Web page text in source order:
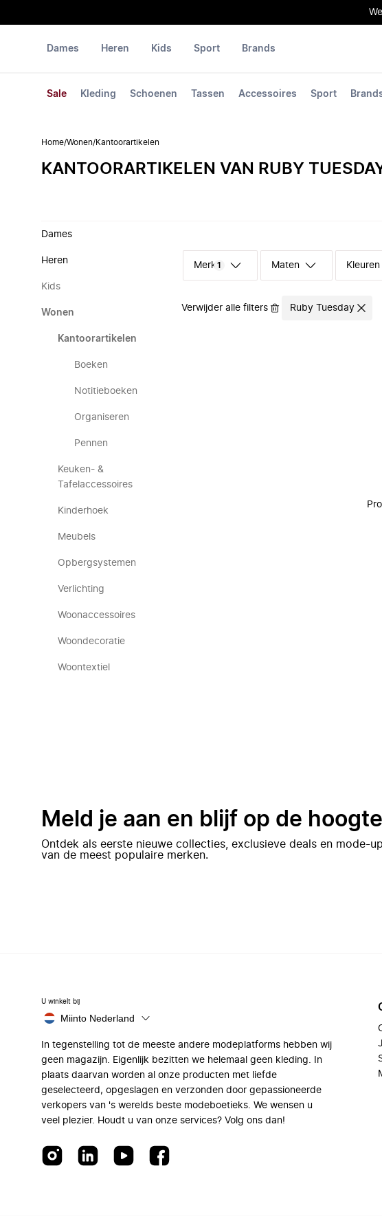
Dames
Sale Kleding Schoenen Tassen Accessoires Sport
Heren Kids Sport Brands
Home/Wonen/Kantoorartikelen
KANTOORARTIKELEN VAN RUBY
Dames
Heren
Kids
Wonen
Kantoorartikelen
Boeken
Notitieboeken
Organiseren
Pennen
Keuken- &
Tafelaccessoires
Kinderhoek
Meubels
Opbergsystemen
Verlichting
Woonaccessoires
Woondecoratie
Woontextiel
Merk 1 Maten Kleuren
Verwijder alle filters Ruby Tuesday
Meld je aan en blijf op de hoogte
Ontdek als eerste nieuwe collecties, exclusieve deals en mode-
van de meest populaire merken.
U winkelt bij
Miinto Nederland
In tegenstelling tot de meeste andere modeplatforms hebben wij
geen magazijn. Eigenlijk bezitten we helemaal geen kleding. In
plaats daarvan worden al onze producten met liefde
geselecteerd, opgeslagen en verzonden door gepassioneerde
verkopers van 's werelds beste modeboetieks. We wensen u
veel plezier. Houdt u van onze services? Volg ons dan!